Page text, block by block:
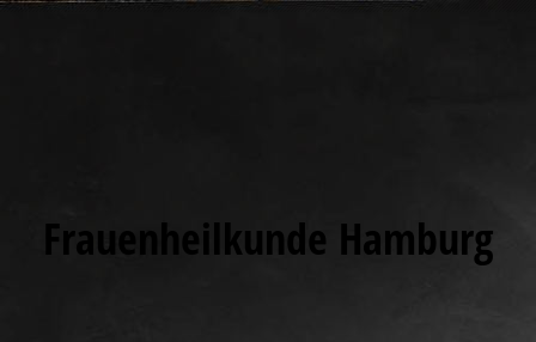
Frauenheilkunde Hamburg